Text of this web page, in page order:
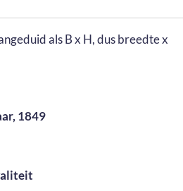
als B x H, dus breedte x
1849